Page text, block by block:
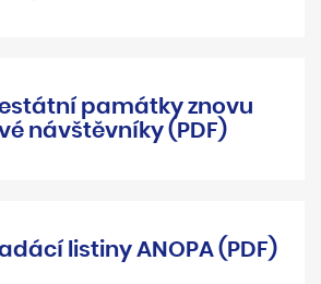
památky znovu
návštěvníky (PDF)
listiny ANOPA (PDF)